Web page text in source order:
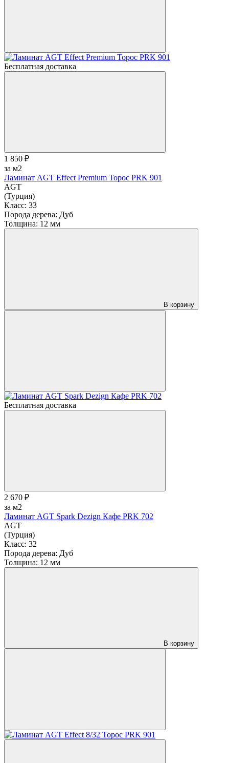
Бесплатная доставка
1 850 ₽
за м2
Ламинат AGT Effect Premium Торос PRK 901
AGT
(Турция)
Класс: 33
Порода дерева: Дуб
Толщина: 12 мм
В корзину
Бесплатная доставка
2 670 ₽
за м2
Ламинат AGT Spark Dezign Кафе PRK 702
AGT
(Турция)
Класс: 32
Порода дерева: Дуб
Толщина: 12 мм
В корзину